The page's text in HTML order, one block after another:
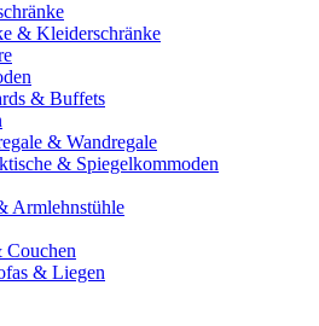
& Kleiderschränke
& Buffets
& Wandregale
& Spiegelkommoden
Armlehnstühle
Couchen
& Liegen